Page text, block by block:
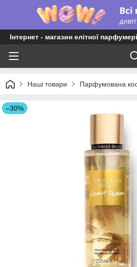
Інтернет - магазин елітної
Наші товари Парфумована
–30%